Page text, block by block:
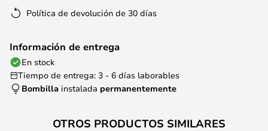
Política de devolución de 30 días
Información de entrega
En stock
Tiempo de entrega: 3 - 6 días laborables
Bombilla instalada permanentemente
OTROS PRODUCTOS SIMILARES